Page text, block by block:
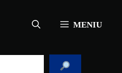
MENIU